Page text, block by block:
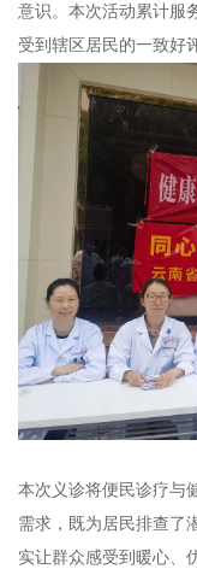
意识。本次活动累计服
受到辖区居民的一致好
本次义诊将便民诊疗与
需求，既为居民排查了
实让群众感受到暖心、